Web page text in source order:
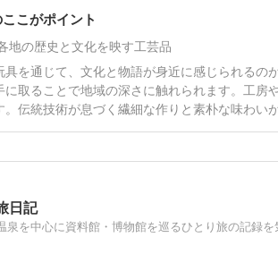
こがポイント
地の歴史と文化を映す工芸品
具を通じて、文化と物語が身近に感じられる
に取ることで地域の深さに触れられます。工
伝統技術が息づく繊細な作りと素朴な味わい
日記
泉を中心に資料館・博物館を巡るひとり旅の記録を